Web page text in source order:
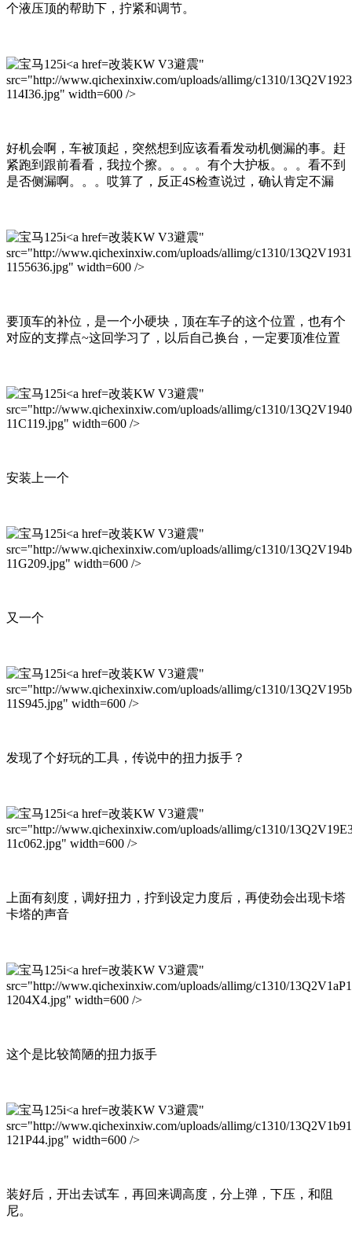
个液压顶的帮助下，拧紧和调节。
改装KW V3避震"
src="http://www.qichexinxiw.com/uploads/allimg/c1310/
114I36.jpg" width=600 />
好机会啊，车被顶起，突然想到应该看看发动机侧漏的事。赶
紧跑到跟前看看，我拉个擦。。。。有个大护板。。。看不到
是否侧漏啊。。。哎算了，反正4S检查说过，确认肯定不漏
改装KW V3避震"
src="http://www.qichexinxiw.com/uploads/allimg/c1310/
1155636.jpg" width=600 />
要顶车的补位，是一个小硬块，顶在车子的这个位置，也有个
对应的支撑点~这回学习了，以后自己换台，一定要顶准位置
改装KW V3避震"
src="http://www.qichexinxiw.com/uploads/allimg/c1310/
11C119.jpg" width=600 />
安装上一个
改装KW V3避震"
src="http://www.qichexinxiw.com/uploads/allimg/c1310/
11G209.jpg" width=600 />
又一个
改装KW V3避震"
src="http://www.qichexinxiw.com/uploads/allimg/c1310/
11S945.jpg" width=600 />
发现了个好玩的工具，传说中的扭力扳手？
改装KW V3避震"
src="http://www.qichexinxiw.com/uploads/allimg/c1310/
11c062.jpg" width=600 />
上面有刻度，调好扭力，拧到设定力度后，再使劲会出现卡塔
卡塔的声音
改装KW V3避震"
src="http://www.qichexinxiw.com/uploads/allimg/c1310/
1204X4.jpg" width=600 />
这个是比较简陋的扭力扳手
改装KW V3避震"
src="http://www.qichexinxiw.com/uploads/allimg/c1310/
121P44.jpg" width=600 />
装好后，开出去试车，再回来调高度，分上弹，下压，和阻
尼。